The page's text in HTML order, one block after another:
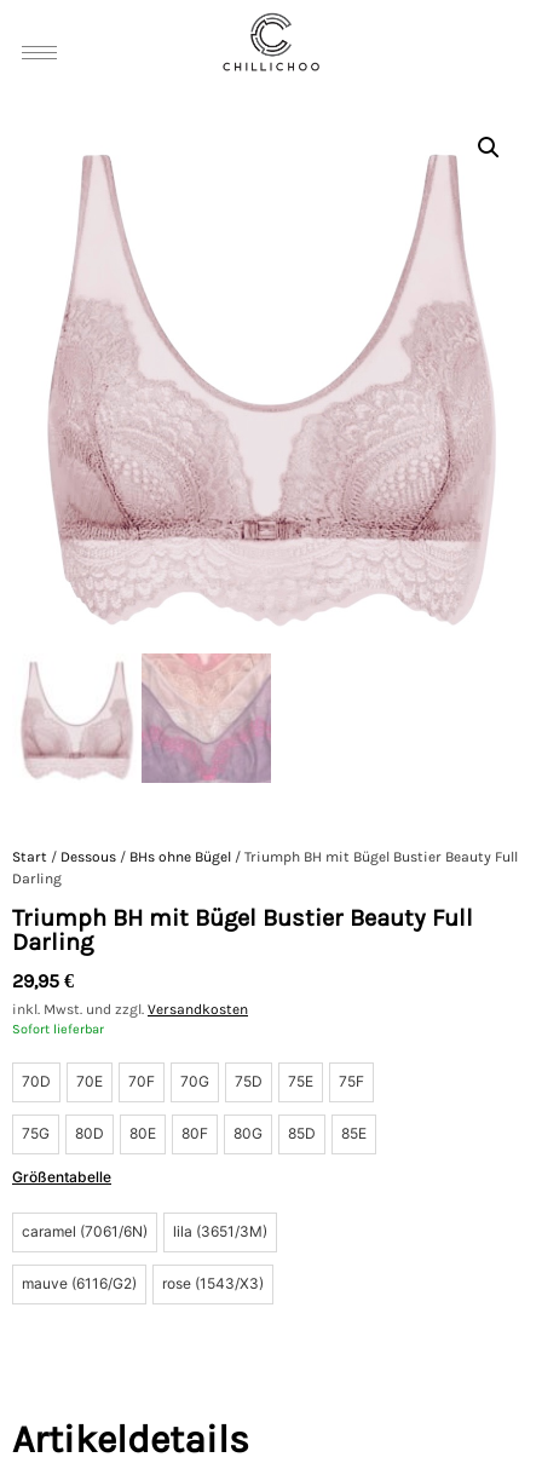
Start / Dessous / BHs ohne Bügel / Triumph BH mit Bügel Bustier Beauty Full
Darling
Triumph BH mit Bügel Bustier Beauty Full
Darling
29,95 €
inkl. Mwst. und zzgl. Versandkosten
Sofort lieferbar
70D 70E 70F 70G 75D 75E 75F
75G 80D 80E 80F 80G 85D 85E
Größentabelle
caramel (7061/6N) lila (3651/3M)
mauve (6116/G2) rose (1543/X3)
Artikeldetails